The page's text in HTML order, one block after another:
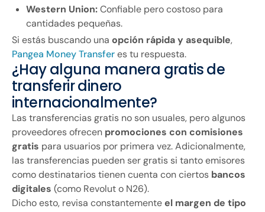
Western Union:Confiable pero costoso para
cantidades pequeñas.
Si estás buscando una opción rápida y asequible,
Pangea Money Transferes tu respuesta.
¿Hay alguna manera gratis de
transferir dinero
internacionalmente?
Las transferencias gratis no son usuales, pero algunos
proveedores ofrecen promociones con comisiones
gratis para usuarios por primera vez. Adicionalmente,
las transferencias pueden ser gratis si tanto emisores
como destinatarios tienen cuenta con ciertos bancos
digitales (como Revolut o N26).
Dicho esto, revisa constantementeel margen de tipo